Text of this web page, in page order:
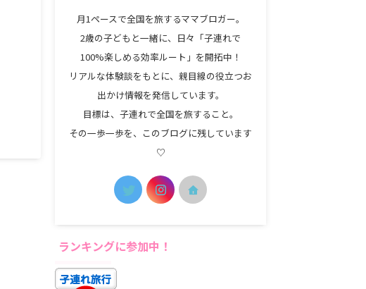
月1ペースで全国を旅するママブロガー。
2歳の子どもと一緒に、日々「子連れで
100%楽しめる効率ルート」を開拓中！
リアルな体験談をもとに、親目線の役立つお
出かけ情報を発信しています。
目標は、子連れで全国を旅すること。
その一歩一歩を、このブログに残しています
♡
ランキングに参加中！